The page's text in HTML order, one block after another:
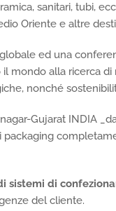
sanitari, tubi,
Oriente e altre
ed una
mondo alla ricerca
nonché
Gujarat INDIA
sistemi di
del cliente.